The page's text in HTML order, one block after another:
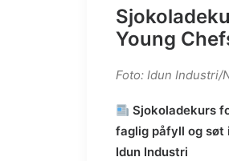
Young
Foto: Idun Industri/
Sjokoladekurs
faglig påfyll og søt
Idun Industri